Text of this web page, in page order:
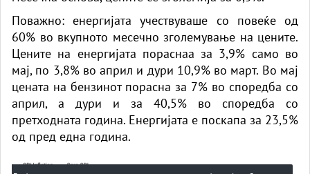
Поважно: енергијата учествуваше со повеќе од
60% во вкупното месечно зголемување на цените.
Цените на енергијата пораснаа за 3,9% само во
мај, по 3,8% во април и дури 10,9% во март. Во мај
цената на бензинот порасна за 7% во споредба со
април, а дури и за 40,5% во споредба со
претходната година. Енергијата е поскапа за 23,5%
од пред една година.